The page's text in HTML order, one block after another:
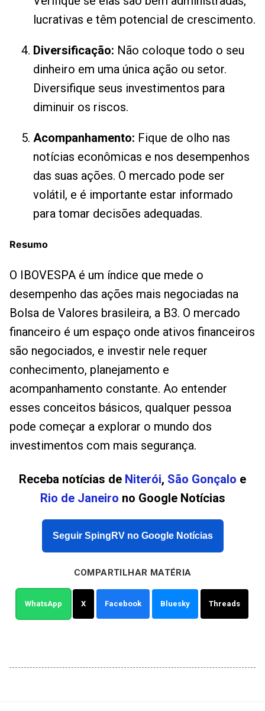
lucrativas e têm potencial de crescimento.
Diversificação: Não coloque todo o seu
dinheiro em uma única ação ou setor.
Diversifique seus investimentos para
diminuir os riscos.
Acompanhamento: Fique de olho nas
notícias econômicas e nos desempenhos
das suas ações. O mercado pode ser
volátil, e é importante estar informado
para tomar decisões adequadas.
Resumo
O IBOVESPA é um índice que mede o
desempenho das ações mais negociadas na
Bolsa de Valores brasileira, a B3. O mercado
financeiro é um espaço onde ativos financeiros
são negociados, e investir nele requer
conhecimento, planejamento e
acompanhamento constante. Ao entender
esses conceitos básicos, qualquer pessoa
pode começar a explorar o mundo dos
investimentos com mais segurança.
Receba notícias de Niterói, São Gonçalo e
Rio de Janeiro no Google Notícias
Seguir SpingRV no Google Notícias
COMPARTILHAR MATÉRIA
WhatsApp X Facebook Bluesky Threads